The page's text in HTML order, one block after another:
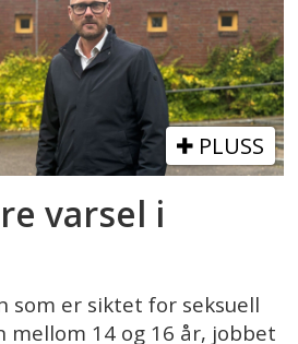
PLUSS
varsel i
som er siktet for seksuell
mellom 14 og 16 år, jobbet